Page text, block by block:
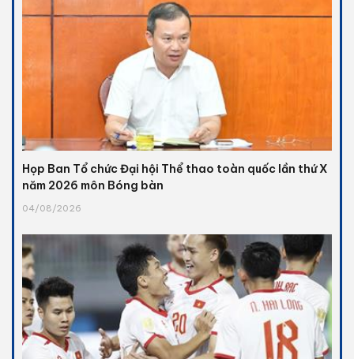
Họp Ban Tổ chức Đại hội Thể thao toàn quốc lần thứ X
năm 2026 môn Bóng bàn
04/08/2026